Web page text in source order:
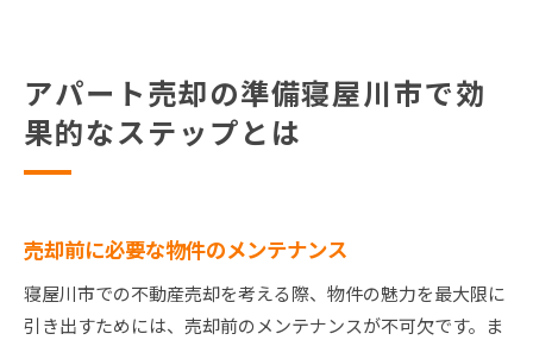
アパート売却の準備寝屋川市で効
果的なステップとは
売却前に必要な物件のメンテナンス
寝屋川市での不動産売却を考える際、物件の魅力を最大限に
引き出すためには、売却前のメンテナンスが不可欠です。ま